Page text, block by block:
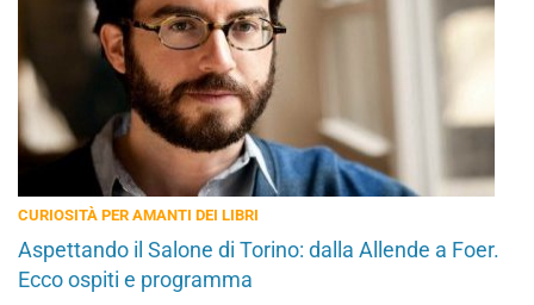
CURIOSITÀ PER AMANTI DEI LIBRI
Aspettando il Salone di Torino: dalla Allende a Foer.
Ecco ospiti e programma